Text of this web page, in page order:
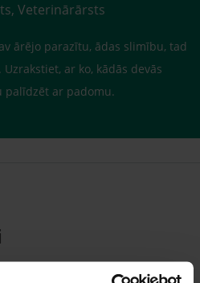
Veterinārārsts
ārējo parazītu, ādas slimību, tad
ar ko, kādās devās
palīdzēt ar padomu.
uz jebkuru Jūsu jautājumu